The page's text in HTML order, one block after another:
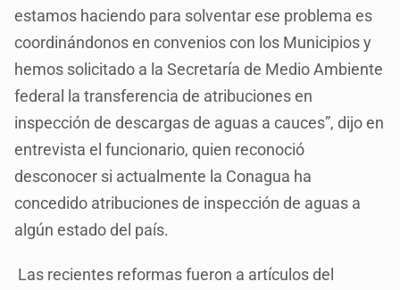
estamos haciendo para solventar ese problema es
coordinándonos en convenios con los Municipios y
hemos solicitado a la Secretaría de Medio Ambiente
federal la transferencia de atribuciones en
inspección de descargas de aguas a cauces”, dijo en
entrevista el funcionario, quien reconoció
desconocer si actualmente la Conagua ha
concedido atribuciones de inspección de aguas a
algún estado del país.
Las recientes reformas fueron a artículos del